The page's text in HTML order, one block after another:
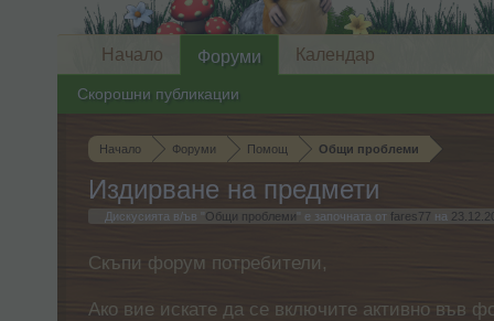
Начало Форуми Помощ Общи проблеми
Издирване на предмети
Дискусията в/ъв " Общи проблеми " е започната от fares77 на
Скъпи форум потребители,
Ако вие искате да се включите активно във
Начало Форуми
Скорошни публикации
Календар